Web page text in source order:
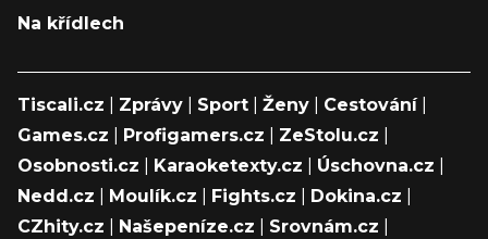
Na křídlech
Tiscali.cz Zprávy Sport Ženy Cestování|
Games.cz
Profigamers.cz ZeStolu.cz
Osobnosti.cz
Karaoketexty.cz Úschovna.cz
Nedd.cz
Moulík.cz Fights.cz Dokina.cz
CZhity.cz
Našepeníze.cz Srovnám.cz